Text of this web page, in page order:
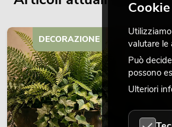
DECORAZIONE
valutare
Può
possono
Ulteriori